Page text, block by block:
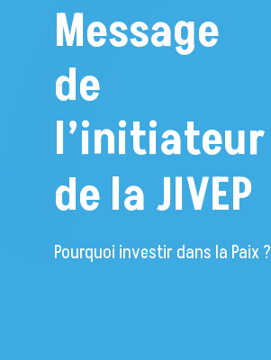
Message
de
l’initiateur
de la JIVEP
Pourquoi investir dans la Paix ?